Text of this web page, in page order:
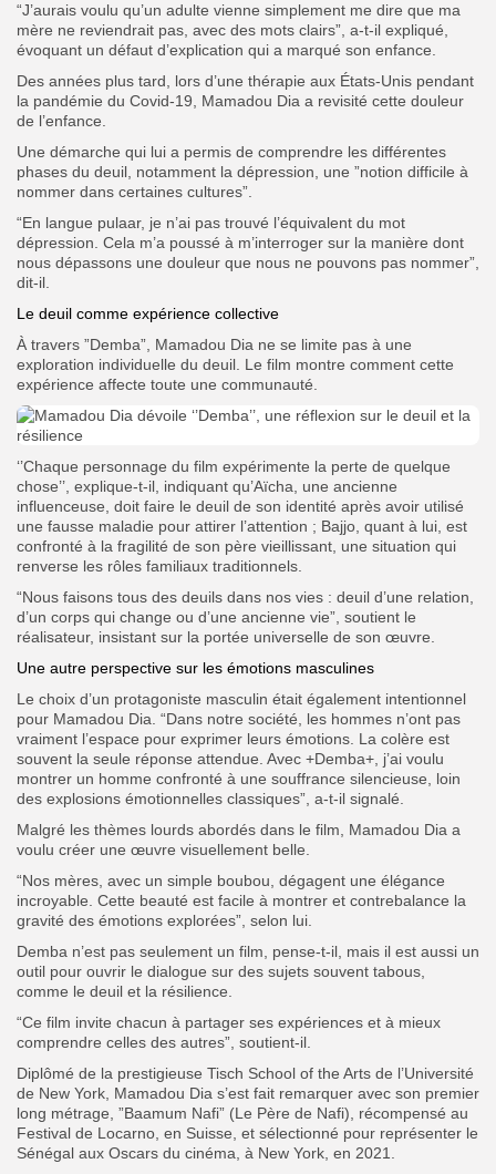
“J’aurais voulu qu’un adulte vienne simplement me dire que ma
mère ne reviendrait pas, avec des mots clairs”, a-t-il expliqué,
évoquant un défaut d’explication qui a marqué son enfance.
Des années plus tard, lors d’une thérapie aux États-Unis pendant
la pandémie du Covid-19, Mamadou Dia a revisité cette douleur
de l’enfance.
Une démarche qui lui a permis de comprendre les différentes
phases du deuil, notamment la dépression, une ”notion difficile à
nommer dans certaines cultures”.
“En langue pulaar, je n’ai pas trouvé l’équivalent du mot
dépression. Cela m’a poussé à m’interroger sur la manière dont
nous dépassons une douleur que nous ne pouvons pas nommer”,
dit-il.
Le deuil comme expérience collective
À travers ”Demba”, Mamadou Dia ne se limite pas à une
exploration individuelle du deuil. Le film montre comment cette
expérience affecte toute une communauté.
‘’Chaque personnage du film expérimente la perte de quelque
chose’’, explique-t-il, indiquant qu’Aïcha, une ancienne
influenceuse, doit faire le deuil de son identité après avoir utilisé
une fausse maladie pour attirer l’attention ; Bajjo, quant à lui, est
confronté à la fragilité de son père vieillissant, une situation qui
renverse les rôles familiaux traditionnels.
“Nous faisons tous des deuils dans nos vies : deuil d’une relation,
d’un corps qui change ou d’une ancienne vie”, soutient le
réalisateur, insistant sur la portée universelle de son œuvre.
Une autre perspective sur les émotions masculines
Le choix d’un protagoniste masculin était également intentionnel
pour Mamadou Dia. “Dans notre société, les hommes n’ont pas
vraiment l’espace pour exprimer leurs émotions. La colère est
souvent la seule réponse attendue. Avec +Demba+, j’ai voulu
montrer un homme confronté à une souffrance silencieuse, loin
des explosions émotionnelles classiques”, a-t-il signalé.
Malgré les thèmes lourds abordés dans le film, Mamadou Dia a
voulu créer une œuvre visuellement belle.
“Nos mères, avec un simple boubou, dégagent une élégance
incroyable. Cette beauté est facile à montrer et contrebalance la
gravité des émotions explorées”, selon lui.
Demba n’est pas seulement un film, pense-t-il, mais il est aussi un
outil pour ouvrir le dialogue sur des sujets souvent tabous,
comme le deuil et la résilience.
“Ce film invite chacun à partager ses expériences et à mieux
comprendre celles des autres”, soutient-il.
Diplômé de la prestigieuse Tisch School of the Arts de l’Université
de New York, Mamadou Dia s’est fait remarquer avec son premier
long métrage, ”Baamum Nafi” (Le Père de Nafi), récompensé au
Festival de Locarno, en Suisse, et sélectionné pour représenter le
Sénégal aux Oscars du cinéma, à New York, en 2021.